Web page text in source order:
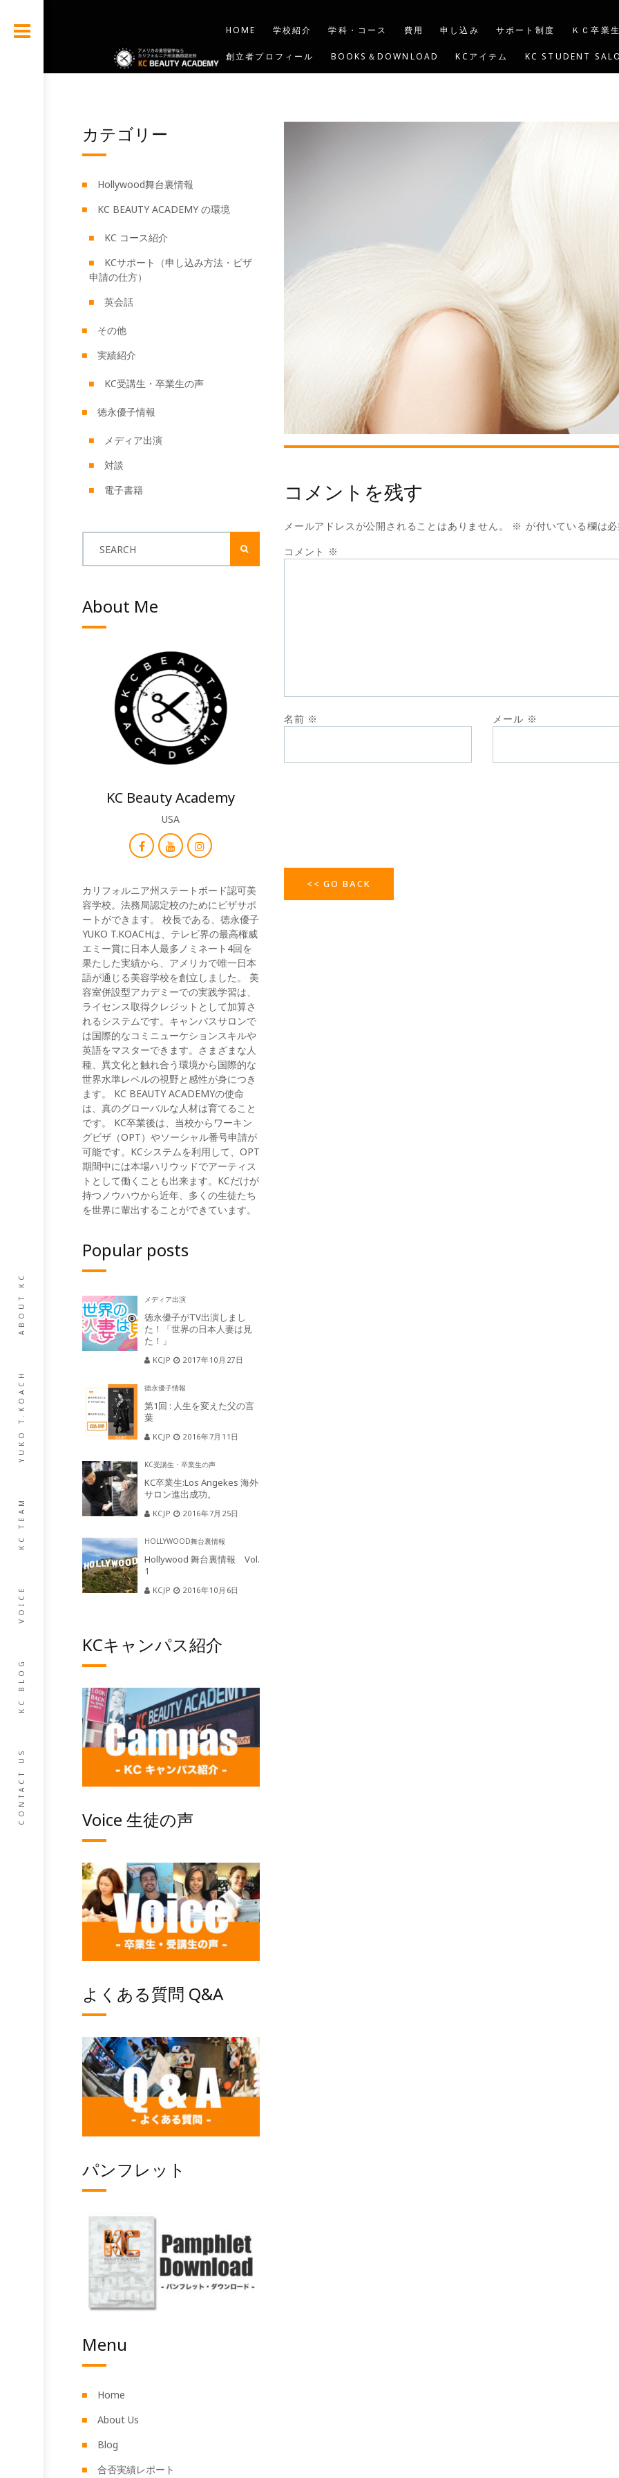
ABOUT KC
YUKO T.KOACH
KC TEAM
VOICE
KC BLOG
CONTACT US
HOME 学校紹介 学科・コース 費用 申し込み サポート制度 ＫＣ卒業
創立者プロフィール BOOKS＆DOWNLOAD KCアイテム KC STUDENT
カテゴリー
Hollywood舞台裏情報
KC BEAUTY ACADEMY の環境
KC コース紹介
KCサポート（申し込み方法・ビザ
申請の仕方）
英会話
その他
実績紹介
KC受講生・卒業生の声
徳永優子情報
メディア出演
対談
電子書籍
SEARCH
About Me
KC Beauty Academy
USA
カリフォルニア州ステートボード認可美
容学校。法務局認定校のためにビザサポ
ートができます。 校長である、徳永優子
YUKO T.KOACHは、テレビ界の最高権威
エミー賞に日本人最多ノミネート4回を
果たした実績から、アメリカで唯一日本
語が通じる美容学校を創立しました。 美
容室併設型アカデミーでの実践学習は、
ライセンス取得クレジットとして加算さ
れるシステムです。キャンパスサロンで
は国際的なコミニューケションスキルや
英語をマスターできます。さまざまな人
種、異文化と触れ合う環境から国際的な
世界水準レベルの視野と感性が身につき
ます。 KC BEAUTY ACADEMYの使命
は、真のグローバルな人材は育てること
です。 KC卒業後は、当校からワーキン
グビザ（OPT）やソーシャル番号申請が
可能です。KCシステムを利用して、OPT
期間中には本場ハリウッドでアーティス
トとして働くことも出来ます。KCだけが
持つノウハウから近年、多くの生徒たち
を世界に輩出することができています。
Popular posts
メディア出演
徳永優子がTV出演しまし
た！「世界の日本人妻は見
た！」
KCJP 2017年10月27日
徳永優子情報
第1回 : 人生を変えた父の言
葉
KCJP 2016年7月11日
KC受講生・卒業生の声
KC卒業生:Los Angekes 海外
サロン進出成功。
KCJP 2016年7月25日
HOLLYWOOD舞台裏情報
Hollywood 舞台裏情報 Vol.
1
KCJP 2016年10月6日
KCキャンパス紹介
Voice 生徒の声
よくある質問 Q&A
パンフレット
Menu
Home
About Us
Blog
合否実績レポート
コメントを残す
メールアドレスが公開されることはありません。 ※ が付いている欄は
コメント ※
名前 ※ メール ※
<< GO BACK